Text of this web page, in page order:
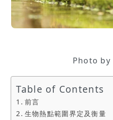
Photo by
Table of Contents
前言
生物熱點範圍界定及衡量